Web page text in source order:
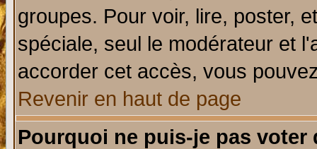
groupes. Pour voir, lire, poster,
spéciale, seul le modérateur et
accorder cet accès, vous
Revenir en haut de page
Pourquoi ne puis-je pas voter